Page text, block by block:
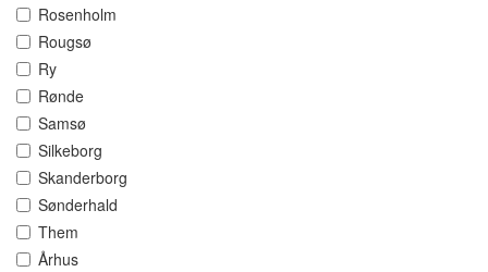
Rosenholm
Rougsø
Ry
Rønde
Samsø
Silkeborg
Skanderborg
Sønderhald
Them
Århus